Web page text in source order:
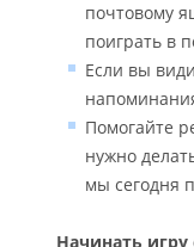
почтовому
поиграть в
Если вы
Помогайте
нужно
мы сегодня
Начинать игру